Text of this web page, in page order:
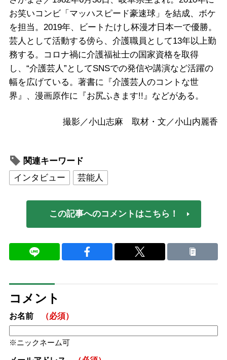
お笑いコンビ「マッハスピード豪速球」を結成、ボケ
を担当。2019年、ビートたけし杯漫才日本一で優勝。
芸人として活動する傍ら、介護職員として13年以上勤
務する。コロナ禍に介護福祉士の国家資格を取得
し、“介護芸人”としてSNSでの発信や講演など活躍の
幅を広げている。著書に『介護芸人のコントな世
界』、漫画原作に『お尻ふきます!!』などがある。
撮影／小山志麻 取材・文／小山内麗香
関連キーワード
インタビュー
芸能人
この記事へのコメントはこちら！
コメント
お名前 （必須）
ニックネーム可